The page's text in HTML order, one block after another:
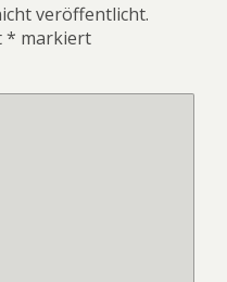
veröffentlicht.
* markiert